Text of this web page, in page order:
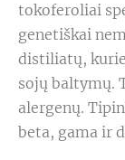
tokoferoliai
genetiškai
distiliatų,
sojų baltymų.
alergenų.
beta, gama ir